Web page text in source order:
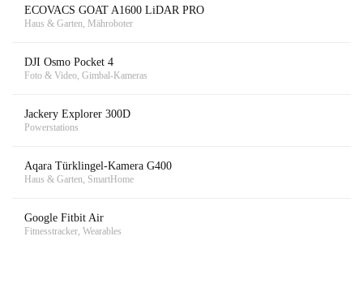
ECOVACS GOAT A1600 LiDAR PRO
Haus & Garten, Mähroboter
DJI Osmo Pocket 4
Foto & Video, Gimbal-Kameras
Jackery Explorer 300D
Powerstations
Aqara Türklingel-Kamera G400
Haus & Garten, SmartHome
Google Fitbit Air
Fitnesstracker, Wearables